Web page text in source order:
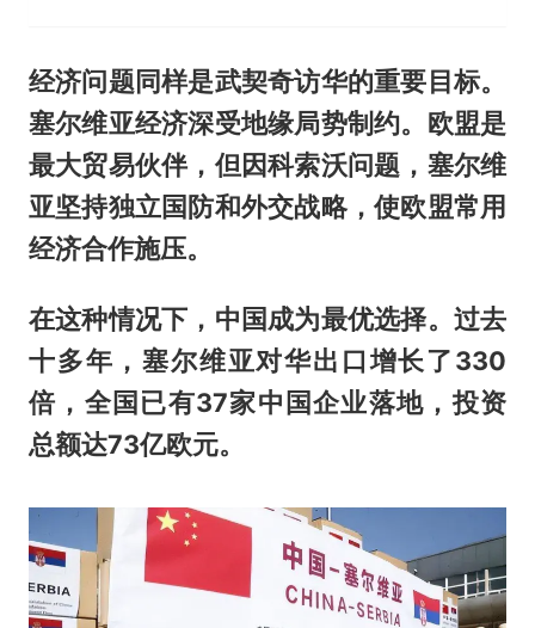
经济问题同样是武契奇访华的重要目标。
塞尔维亚经济深受地缘局势制约。欧盟是
最大贸易伙伴，但因科索沃问题，塞尔维
亚坚持独立国防和外交战略，使欧盟常用
经济合作施压。
在这种情况下，中国成为最优选择。过去
十多年，塞尔维亚对华出口增长了330
倍，全国已有37家中国企业落地，投资
总额达73亿欧元。